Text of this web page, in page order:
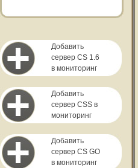
Добавить
сервер CS 1.6
в мониторинг
Добавить
сервер CSS в
мониторинг
Добавить
сервер CS GO
в мониторинг